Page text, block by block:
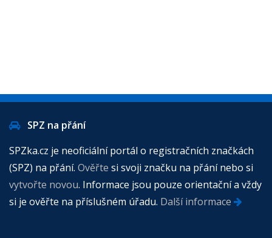
SPZ na přání
SPZka.cz je neoficiální portál o registračních značkách
(SPZ) na přání. Ověřte si svoji značku na přání nebo si
vytvořte novou. Informace jsou pouze orientační a vždy
si je ověřte na příslušném úřadu. Další informace